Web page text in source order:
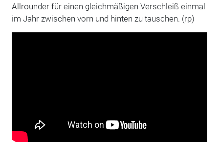
Allrounder für einen gleichmäßigen Verschleiß einmal
im Jahr zwischen vorn und hinten zu tauschen. (rp)